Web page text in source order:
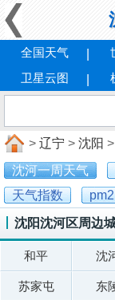
全国天气
卫星云图
> 辽宁 > 沈阳
沈河一周天气
天气指数
沈阳沈河区周边
和平 沈
苏家屯 东